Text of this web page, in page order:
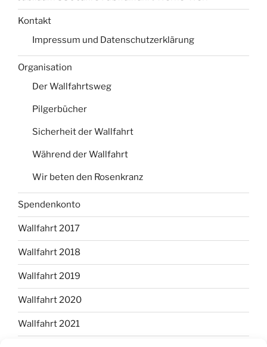
Kontakt
Impressum und Datenschutzerklärung
Organisation
Der Wallfahrtsweg
Pilgerbücher
Sicherheit der Wallfahrt
Während der Wallfahrt
Wir beten den Rosenkranz
Spendenkonto
Wallfahrt 2017
Wallfahrt 2018
Wallfahrt 2019
Wallfahrt 2020
Wallfahrt 2021